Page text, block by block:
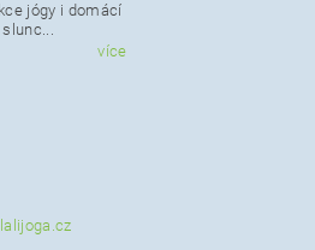
jógy i domácí
více
lalijoga.cz